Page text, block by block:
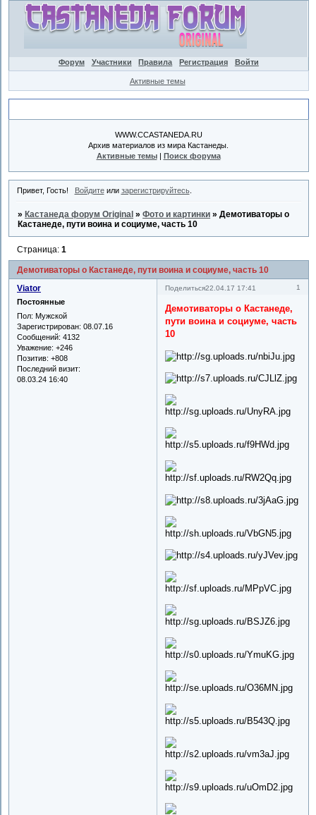
Форум Участники Правила Регистрация Войти
Активные темы
WWW.CCASTANEDA.RU
Архив материалов из мира Кастанеды.
Активные темы| Поиск форума
Привет, Гость! Войдитеили зарегистрируйтесь.
» Кастанеда форум Original »Фото и картинки »Демотиваторы о
Кастанеде, пути воина и социуме, часть 10
Демотиваторы о Кастанеде, пути воина и социуме, часть 10
Страница:1
Поделиться 1
22.04.17 17:41
Viator
Постоянные
Пол: Мужской
Зарегистрирован: 08.07.16
Сообщений: 4132
Уважение: +246
Позитив: +808
Последний визит:
08.03.24 16:40
Демотиваторы о Кастанеде,
пути воина и социуме, часть
10